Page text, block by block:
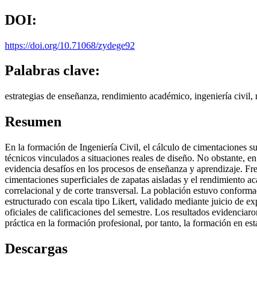
DOI:
https://doi.org/10.71068/zydege92
Palabras clave:
estrategias de enseñanza, rendimiento académico, ingeniería civil,
Resumen
En la formación de Ingeniería Civil, el cálculo de cimentaciones
técnicos vinculados a situaciones reales de diseño. No obstante,
evidencia desafíos en los procesos de enseñanza y aprendizaje.
cimentaciones superficiales de zapatas aisladas y el rendimiento
correlacional y de corte transversal. La población estuvo
estructurado con escala tipo Likert, validado mediante juicio de
oficiales de calificaciones del semestre. Los resultados
práctica en la formación profesional, por tanto, la formación en
Descargas